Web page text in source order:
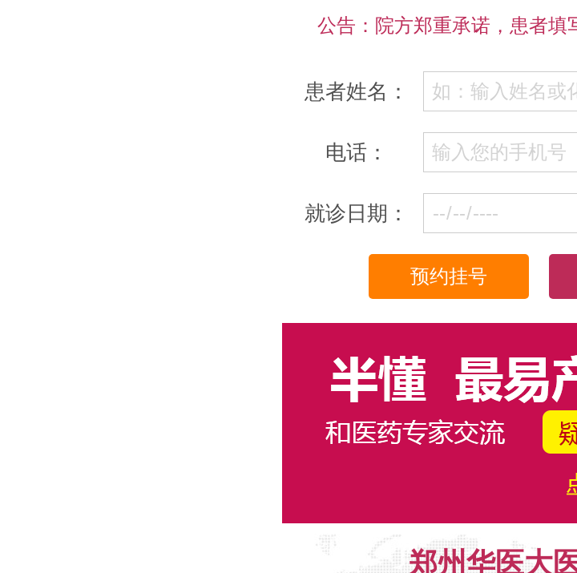
公告：院方郑重承诺，患者填
患者姓名：
电话：
就诊日期：
郑州华医大